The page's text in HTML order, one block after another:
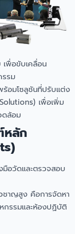
เพื่อขับเคลื่อน
รม
อมโซลูชันที่ปรับแต่ง
เพื่อเพิ่ม
ดล้อม
หลัก
อวัดและตรวจสอบ
ชาญสูง คือการจัดหา
รรมและห้องปฏิบัติ